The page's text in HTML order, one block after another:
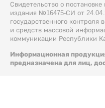
Свидетельство о
издания №16475-СИ от
государственного контроля
и средств массовой
коммуникации Республики
Информационная
предназначена для лиц,